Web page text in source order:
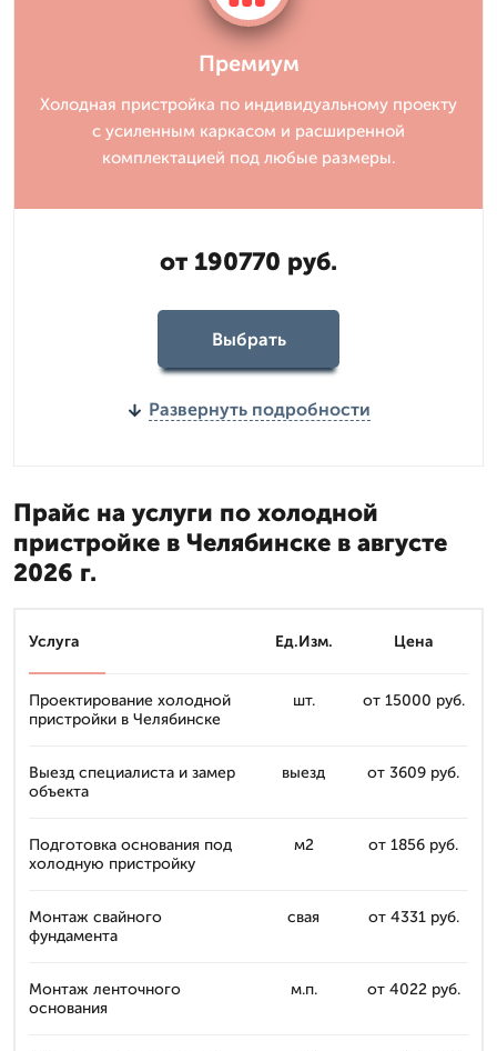
Премиум
Холодная пристройка по индивидуальному проекту
с усиленным каркасом и расширенной
комплектацией под любые размеры.
от 190770 руб.
Выбрать
Развернуть подробности
Прайс на услуги по холодной
пристройке в Челябинске в августе
2026 г.
Услуга Ед.Изм. Цена
Проектирование холодной
пристройки в Челябинске
шт. от 15000 руб.
Выезд специалиста и замер
объекта
выезд от 3609 руб.
Подготовка основания под
холодную пристройку
м2 от 1856 руб.
Монтаж свайного
фундамента
свая от 4331 руб.
Монтаж ленточного
основания
м.п. от 4022 руб.